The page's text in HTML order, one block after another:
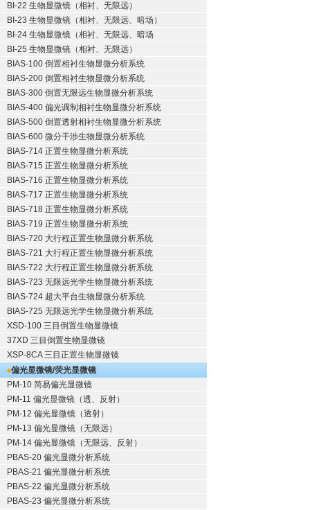
BI-22 生物显微镜（相衬、无限远）
BI-23 生物显微镜（相衬、无限远、暗场）
BI-24 生物显微镜（相衬、无限远、暗场
BI-25 生物显微镜（相衬、无限远）
BIAS-100 倒置相衬生物显微分析系统
BIAS-200 倒置相衬生物显微分析系统
BIAS-300 倒置无限远生物显微分析系统
BIAS-400 偏光调制相衬生物显微分析系统
BIAS-500 倒置透射相衬生物显微分析系统
BIAS-600 微分干涉生物显微分析系统
BIAS-714 正置生物显微分析系统
BIAS-715 正置生物显微分析系统
BIAS-716 正置生物显微分析系统
BIAS-717 正置生物显微分析系统
BIAS-718 正置生物显微分析系统
BIAS-719 正置生物显微分析系统
BIAS-720 大行程正置生物显微分析系统
BIAS-721 大行程正置生物显微分析系统
BIAS-722 大行程正置生物显微分析系统
BIAS-723 无限远光学生物显微分析系统
BIAS-724 超大平台生物显微分析系统
BIAS-725 无限远光学生物显微分析系统
XSD-100 三目倒置生物显微镜
37XD 三目倒置生物显微镜
XSP-8CA 三目正置生物显微镜
偏光显微镜/荧光显微镜
PM-10 简易偏光显微镜
PM-11 偏光显微镜（透、反射）
PM-12 偏光显微镜（透射）
PM-13 偏光显微镜（无限远）
PM-14 偏光显微镜（无限远、反射）
PBAS-20 偏光显微分析系统
PBAS-21 偏光显微分析系统
PBAS-22 偏光显微分析系统
PBAS-23 偏光显微分析系统